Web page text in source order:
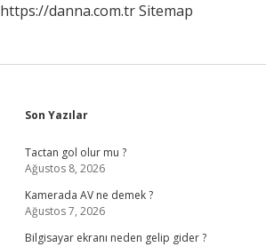
https://danna.com.trSitemap
Sidebar
Son Yazılar
Tactan gol olur mu ?
Ağustos 8, 2026
Kamerada AV ne demek ?
Ağustos 7, 2026
Bilgisayar ekranı neden gelip gider ?